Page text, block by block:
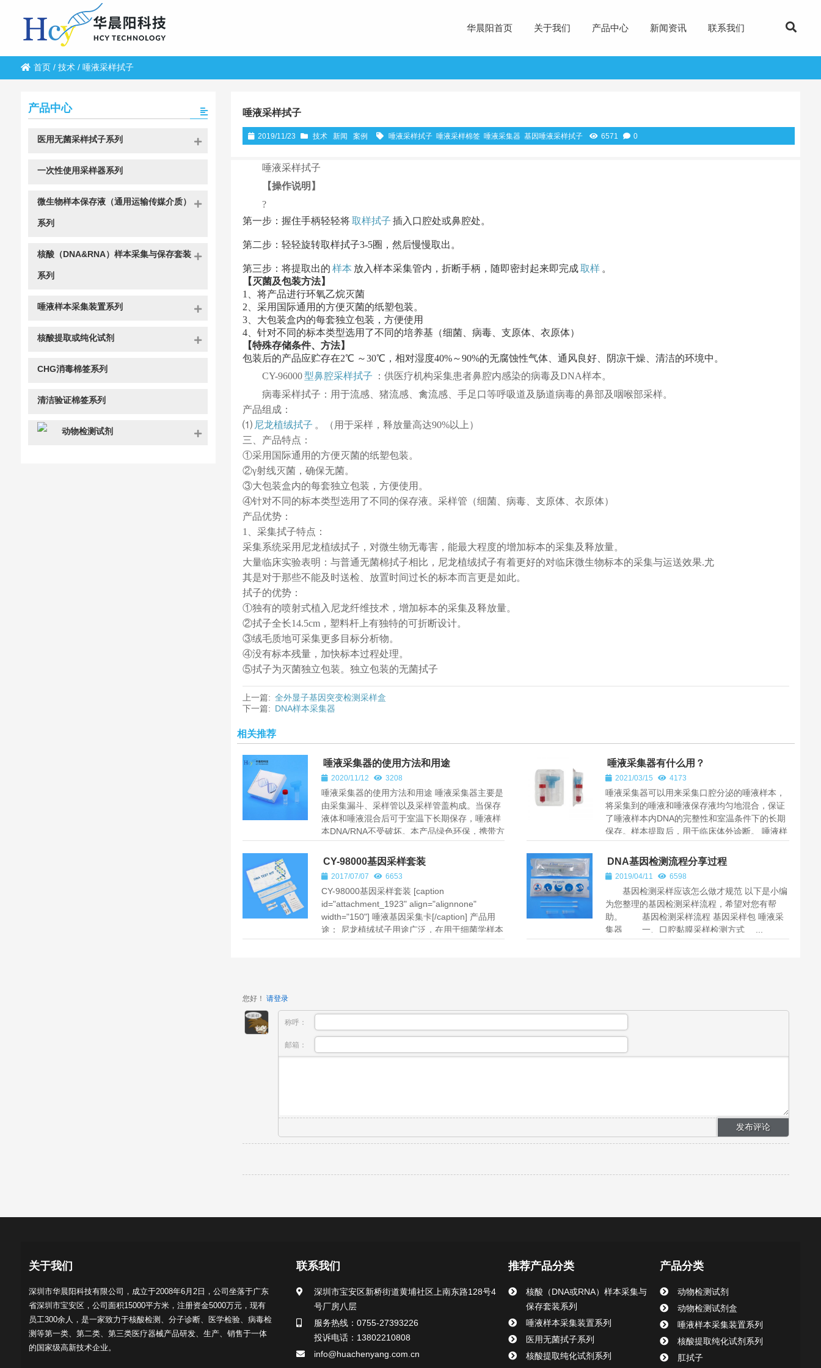
华晨阳首页 关于我们 产品中心 新闻资讯 联系我们
首页/ 技术/ 唾液采样拭子
唾液采样拭子
2019/11/23 技术 新闻 案例 唾液采样拭子 唾液采样棉签 唾液采集器 基因唾液采样拭子 6571 0
唾液采样拭子
【操作说明】
?
第一步：握住手柄轻轻将取样拭子 插入口腔处或鼻腔处。
第二步：轻轻旋转取样拭子3-5圈，然后慢慢取出。
第三步：将提取出的 样本 放入样本采集管内，折断手柄，随即密封起来即完成取样 。
【灭菌及包装方法】
1、将产品进行环氧乙烷灭菌
2、采用国际通用的方便灭菌的纸塑包装。
3、大包装盒内的每套独立包装，方便使用
4、针对不同的标本类型选用了不同的培养基（细菌、病毒、支原体、衣原体）
【特殊存储条件、方法】
包装后的产品应贮存在2℃ ～30℃，相对湿度40%～90%的无腐蚀性气体、通风良好、阴凉干燥、清洁的环境中。
CY-96000型鼻腔采样拭子
：供医疗机构采集患者鼻腔内感染的病毒及DNA样本。
病毒采样拭子：用于流感、猪流感、禽流感、手足口等呼吸道及肠道病毒的鼻部及咽喉部采样。
产品组成：
⑴ 尼龙植绒拭子 。（用于采样，释放量高达90%以上）
三、产品特点：
①采用国际通用的方便灭菌的纸塑包装。
②γ射线灭菌，确保无菌。
③大包装盒内的每套独立包装，方便使用。
④针对不同的标本类型选用了不同的保存液。采样管（细菌、病毒、支原体、衣原体）
产品优势：
1、采集拭子特点：
采集系统采用尼龙植绒拭子，对微生物无毒害，能最大程度的增加标本的采集及释放量。
大量临床实验表明：与普通无菌棉拭子相比，尼龙植绒拭子有着更好的对临床微生物标本的采集与运送效果.尤
其是对于那些不能及时送检、放置时间过长的标本而言更是如此。
拭子的优势：
①独有的喷射式植入尼龙纤维技术，增加标本的采集及释放量。
②拭子全长14.5cm，塑料杆上有独特的可折断设计。
③绒毛质地可采集更多目标分析物。
④没有标本残量，加快标本过程处理。
⑤拭子为灭菌独立包装。独立包装的无菌拭子
上一篇: 全外显子基因突变检测采样盒
下一篇: DNA样本采集器
相关推荐
唾液采集器的使用方法和用途
2020/11/12 3208
唾液采集器的使用方法和用途 唾液采集器主要是
由采集漏斗、采样管以及采样管盖构成。当保存
液体和唾液混合后可于室温下长期保存，唾液样
本DNA/RNA不受破坏。本产品绿色环保，携带方
便。 唾液样本采集是一种...
唾液采集器有什么用？
2021/03/15 4173
唾液采集器可以用来采集口腔分泌的唾液样本，
将采集到的唾液和唾液保存液均匀地混合，保证
了唾液样本内DNA的完整性和室温条件下的长期
保存。样本提取后，用于临床体外诊断。 唾液样
本采集是一种比较让人容易...
CY-98000基因采样套装
2017/07/07 6653
CY-98000基因采样套装 [caption
id="attachment_1923" align="alignnone"
width="150"] 唾液基因采集卡[/caption] 产品用
途： 尼龙植绒拭子用途广泛，在用于细菌学样本
处理、基因检测，细胞学，分子诊断，...
DNA基因检测流程分享过程
2019/04/11 6598
基因检测采样应该怎么做才规范 以下是小编
为您整理的基因检测采样流程，希望对您有帮
助。 基因检测采样流程 基因采样包 唾液采
集器 一、口腔黏膜采样检测方式 ...
您好！ 请登录
称呼：
邮箱：
产品中心
医用无菌采样拭子系列
一次性使用采样器系列
微生物样本保存液（通用运输传媒介质）
系列
核酸（DNA&RNA）样本采集与保存套装
系列
唾液样本采集装置系列
核酸提取或纯化试剂
CHG消毒棉签系列
清洁验证棉签系列
动物检测试剂
关于我们
深圳市华晨阳科技有限公司，成立于2008年6月2日，公司坐落于广东
省深圳市宝安区，公司面积15000平方米，注册资金5000万元，现有
员工300余人，是一家致力于核酸检测、分子诊断、医学检验、病毒检
测等第一类、第二类、第三类医疗器械产品研发、生产、销售于一体
的国家级高新技术企业。
联系我们
深圳市宝安区新桥街道黄埔社区上南东路128号4
号厂房八层
服务热线：0755-27393226
投诉电话：13802210808
info@huachenyang.com.cn
推荐产品分类
核酸（DNA或RNA）样本采集与
保存套装系列
唾液样本采集装置系列
医用无菌拭子系列
核酸提取纯化试剂系列
产品分类
动物检测试剂
动物检测试剂盒
唾液样本采集装置系列
核酸提取纯化试剂系列
肛拭子